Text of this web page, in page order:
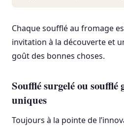
Chaque soufflé au fromage
invitation à la découverte et
goût des bonnes choses.
Soufflé surgelé ou
uniques
Toujours à la pointe de